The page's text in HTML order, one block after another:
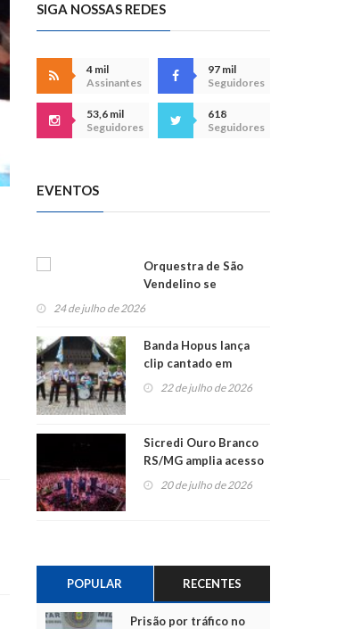
SIGA NOSSAS REDES
4 mil
Assinantes
97 mil
Seguidores
53,6 mil
Seguidores
618
Seguidores
EVENTOS
Orquestra de São
Vendelino se
apresenta na
24 de julho de 2026
Banda Hopus lança
clip cantado em
alemão e inglês
22 de julho de 2026
Sicredi Ouro Branco
RS/MG amplia acesso
ao show dos 45 anos
para mais associados
20 de julho de 2026
POPULAR RECENTES
Prisão por tráfico no